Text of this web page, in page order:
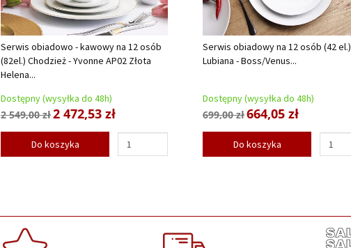
Serwis obiadowo - kawowy na 12 osób
(82el.) Chodzież - Yvonne AP02 Złota
Helena...
Dostępny (wysyłka do 48h)
2 549,00 zł2 472,53 zł
Do koszyka
Serwis obiadowy na 12 osób (42 el.)
Lubiana - Boss/Venus...
Dostępny (wysyłka do 48h)
699,00 zł664,05 zł
Do koszyka